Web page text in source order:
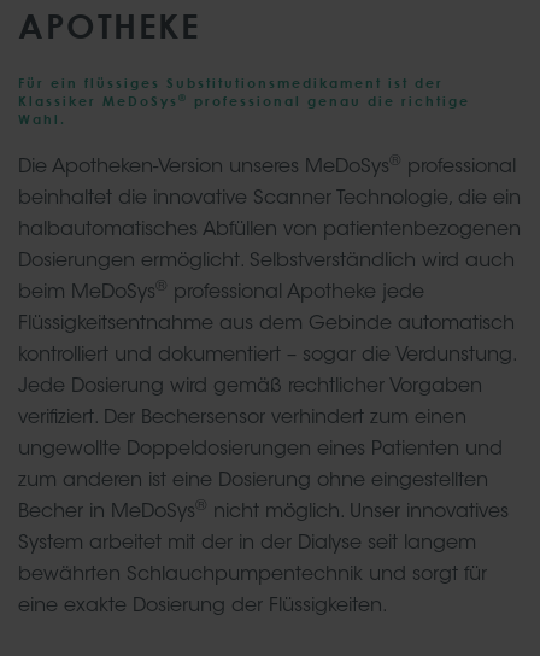
APOTHEKE
Für ein flüssiges Substitutionsmedikament ist der
Klassiker MeDoSys ®
professional genau die richtige
Wahl.
Die Apotheken-Version unseres MeDoSys ® professional
beinhaltet die innovative Scanner Technologie, die ein
halbautomatisches Abfüllen von patientenbezogenen
Dosierungen ermöglicht. Selbstverständlich wird auch
beim MeDoSys ® professional Apotheke jede
Flüssigkeitsentnahme aus dem Gebinde automatisch
kontrolliert und dokumentiert – sogar die Verdunstung.
Jede Dosierung wird gemäß rechtlicher Vorgaben
verifiziert. Der Bechersensor verhindert zum einen
ungewollte Doppeldosierungen eines Patienten und
zum anderen ist eine Dosierung ohne eingestellten
Becher in MeDoSys ® nicht möglich. Unser innovatives
System arbeitet mit der in der Dialyse seit langem
bewährten Schlauchpumpentechnik und sorgt für
eine exakte Dosierung der Flüssigkeiten.